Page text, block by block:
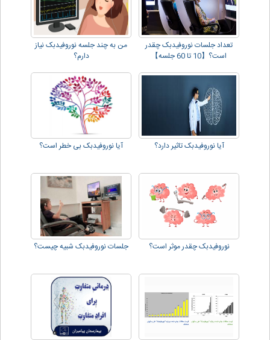
تعداد جلسات نوروفیدبک چقدر
است؟【10 تا 60 جلسه】
من به چند جلسه نوروفیدبک نیاز
دارم؟
آیا نوروفیدبک تاثیر دارد؟ آیا نوروفیدبک بی خطر است؟
نوروفیدبک چقدر موثر است؟ جلسات نوروفیدبک شبیه چیست؟